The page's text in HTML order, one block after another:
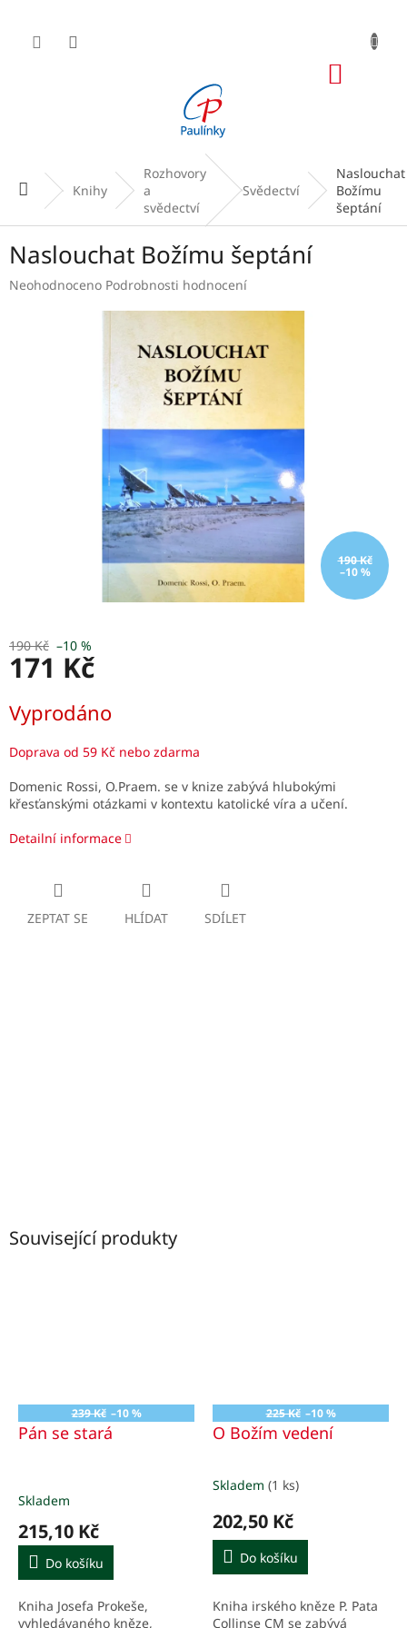
obsah
Domů Knihy
Rozhovory
a
svědectví
Svědectví
Naslouchat
Božímu
šeptání
Naslouchat Božímu šeptání
Průměrné
Neohodnoceno Podrobnosti hodnocení
190 Kč
–10 %
190 Kč –10 %
171 Kč
cena:
Vyprodáno
Doprava od 59 Kč nebo zdarma
Domenic Rossi, O.Praem. se v knize zabývá hlubokými
křesťanskými otázkami v kontextu katolické víra a učení.
Detailní informace
ZEPTAT SE HLÍDAT SDÍLET
Související produkty
239 Kč –10 %
Pán se stará
Skladem
215,10 Kč
Do košíku
Kniha Josefa Prokeše,
vyhledávaného kněze,
225 Kč –10 %
O Božím vedení
Průměrné
produktu
je
5,0
z
hvězdiček.
Skladem (1 ks)
202,50 Kč
Do košíku
Kniha irského kněze P. Pata
Collinse CM se zabývá